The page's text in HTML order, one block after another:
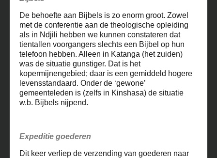
De behoefte aan Bijbels is zo enorm groot. Zowel
met de conferentie aan de theologische opleiding
als in Ndjili hebben we kunnen constateren dat
tientallen voorgangers slechts een Bijbel op hun
telefoon hebben. Alleen in Katanga (het zuiden)
was de situatie gunstiger. Dat is het
kopermijnengebied; daar is een gemiddeld hogere
levensstandaard. Onder de ‘gewone’
gemeenteleden is (zelfs in Kinshasa) de situatie
w.b. Bijbels nijpend.
Expeditie goederen
Dit keer verliep de verzending van goederen naar